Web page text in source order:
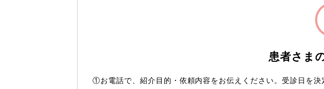
患者さま
①お電話で、紹介目的・依頼内容をお伝えください。受診日を